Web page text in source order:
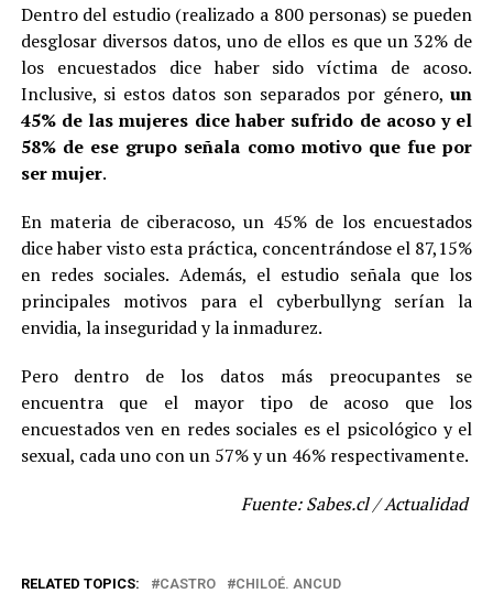
Dentro del estudio (realizado a 800 personas) se pueden
desglosar diversos datos, uno de ellos es que un 32% de
los encuestados dice haber sido víctima de acoso.
Inclusive, si estos datos son separados por género,un
45% de las mujeres dice haber sufrido de acoso y el
58% de ese grupo señala como motivo que fue por
ser mujer.
En materia de ciberacoso, un 45% de los encuestados
dice haber visto esta práctica, concentrándose el 87,15%
en redes sociales. Además, el estudio señala que los
principales motivos para el cyberbullyng serían la
envidia, la inseguridad y la inmadurez.
Pero dentro de los datos más preocupantes se
encuentra que el mayor tipo de acoso que los
encuestados ven en redes sociales es el psicológico y el
sexual, cada uno con un 57% y un 46% respectivamente.
Fuente: Sabes.cl / Actualidad
RELATED TOPICS: CASTRO CHILOÉ. ANCUD